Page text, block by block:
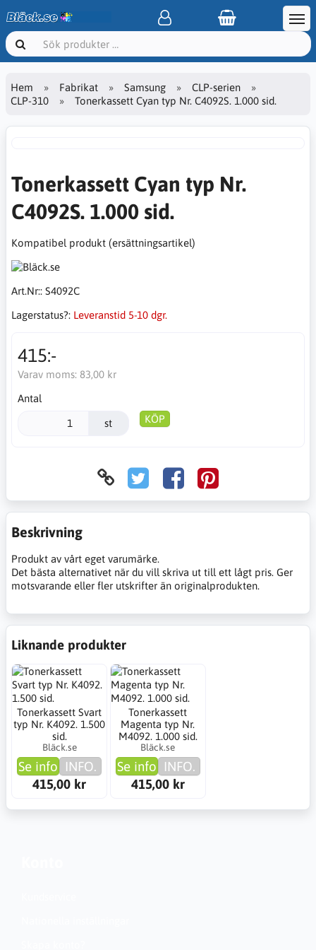
Hem Fabrikat Samsung
CLP-serien
CLP-310
Tonerkassett Cyan typ Nr. C4092S. 1.000 sid.
Tonerkassett Cyan typ Nr.
C4092S. 1.000 sid.
Kompatibel produkt (ersättningsartikel)
Art.Nr:: S4092C
Lagerstatus?: Leveranstid 5-10 dgr.
415:-
Varav moms: 83,00 kr
Antal
st KÖP
Beskrivning
Produkt av vårt eget varumärke.
Det bästa alternativet när du vill skriva ut till ett lågt pris. Ger
motsvarande eller fler utskrifter än originalprodukten.
Liknande produkter
Tonerkassett Svart
typ Nr. K4092. 1.500
sid.
Bläck.se
Se info INFO.
415,00 kr
Tonerkassett
Magenta typ Nr.
M4092. 1.000 sid.
Bläck.se
Se info INFO.
415,00 kr